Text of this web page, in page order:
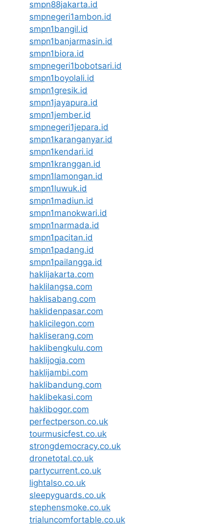
smpn88jakarta.id
smpnegeri1ambon.id
smpn1bangil.id
smpn1banjarmasin.id
smpn1biora.id
smpnegeri1bobotsari.id
smpn1boyolali.id
smpn1gresik.id
smpn1jayapura.id
smpn1jember.id
smpnegeri1jepara.id
smpn1karanganyar.id
smpn1kendari.id
smpn1kranggan.id
smpn1lamongan.id
smpn1luwuk.id
smpn1madiun.id
smpn1manokwari.id
smpn1narmada.id
smpn1pacitan.id
smpn1padang.id
smpn1pailangga.id
haklijakarta.com
haklilangsa.com
haklisabang.com
haklidenpasar.com
haklicilegon.com
hakliserang.com
haklibengkulu.com
haklijogja.com
haklijambi.com
haklibandung.com
haklibekasi.com
haklibogor.com
perfectperson.co.uk
tourmusicfest.co.uk
strongdemocracy.co.uk
dronetotal.co.uk
partycurrent.co.uk
lightalso.co.uk
sleepyguards.co.uk
stephensmoke.co.uk
trialuncomfortable.co.uk